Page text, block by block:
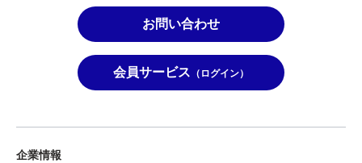
お問い合わせ
会員サービス （ログイン）
企業情報